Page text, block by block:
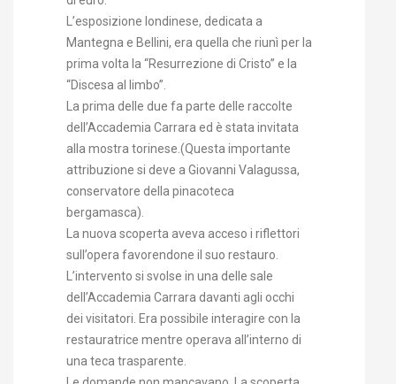
L’esposizione londinese, dedicata a
Mantegna e Bellini, era quella che riunì per la
prima volta la “Resurrezione di Cristo” e la
“Discesa al limbo”.
La prima delle due fa parte delle raccolte
dell’Accademia Carrara ed è stata invitata
alla mostra torinese.(Questa importante
attribuzione si deve a Giovanni Valagussa,
conservatore della pinacoteca
bergamasca).
La nuova scoperta aveva acceso i riflettori
sull’opera favorendone il suo restauro.
L’intervento si svolse in una delle sale
dell’Accademia Carrara davanti agli occhi
dei visitatori. Era possibile interagire con la
restauratrice mentre operava all’interno di
una teca trasparente.